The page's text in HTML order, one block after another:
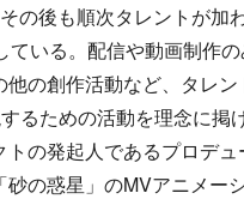
の後も順次タレントが加
いる。配信や動画制作の
の創作活動など、タレ
るための活動を理念に掲
トの発起人であるプロデ
の惑星」のMVアニメー